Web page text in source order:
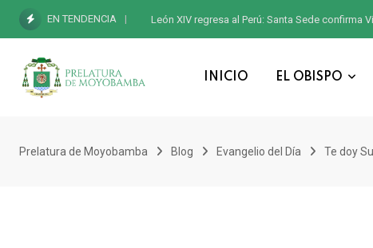
EN TENDENCIA León XIV regresa al Perú: Santa Sede confirma
INICIO EL OBISPO
Prelatura de Moyobamba Blog Evangelio del Día Te doy